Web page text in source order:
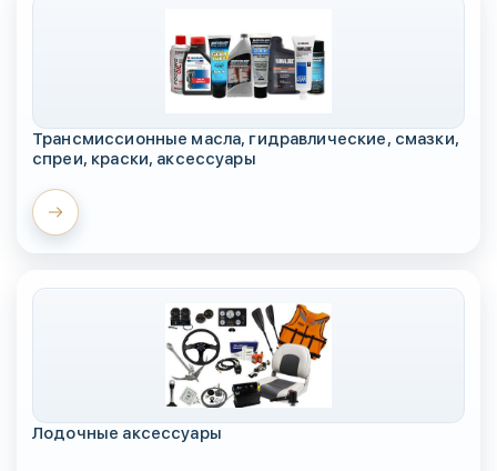
Трансмиссионные масла, гидравлические, смазки,
спреи, краски, аксессуары
Лодочные аксессуары